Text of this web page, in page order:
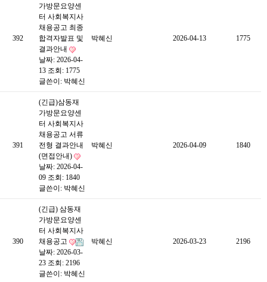
392
가방문요양센
터 사회복지사
채용공고 최종
합격자발표 및
결과안내
날짜: 2026-04-
13 조회: 1775
글쓴이: 박혜신
박혜신 2026-04-13 1775
391
(긴급)삼동재
가방문요양센
터 사회복지사
채용공고 서류
전형 결과안내
(면접안내)
날짜: 2026-04-
09 조회: 1840
글쓴이: 박혜신
박혜신 2026-04-09 1840
390
(긴급) 삼동재
가방문요양센
터 사회복지사
채용공고
날짜: 2026-03-
23 조회: 2196
글쓴이: 박혜신
박혜신 2026-03-23 2196